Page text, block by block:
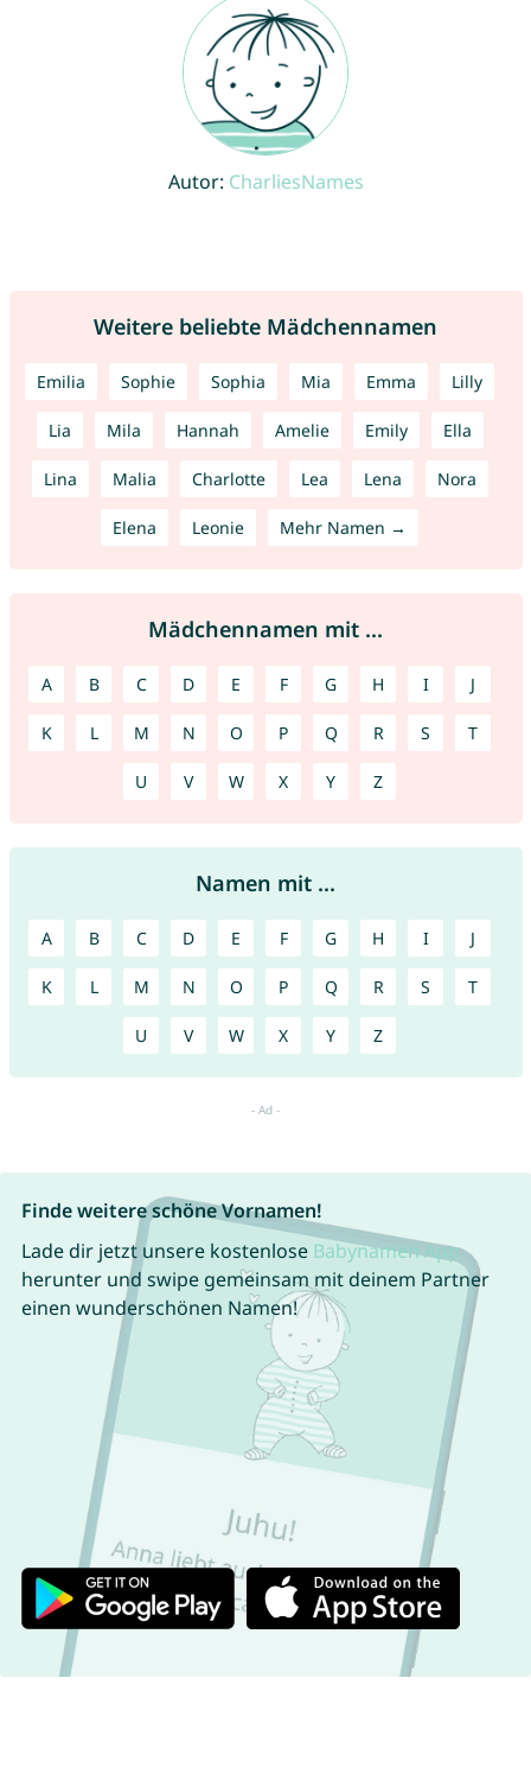
Autor: CharliesNames
Weitere beliebte Mädchennamen
Emilia Sophie Sophia Mia Emma Lilly
Lia Mila Hannah Amelie Emily Ella
Lina Malia Charlotte Lea Lena Nora
Elena Leonie Mehr Namen →
Mädchennamen mit ...
A B C D E F G H I J
K L M N O P Q R S T
U V W X Y Z
Namen mit ...
A B C D E F G H I J
K L M N O P Q R S T
U V W X Y Z
Finde weitere schöne Vornamen!
Lade dir jetzt unsere kostenlose Babynamen App
herunter und swipe gemeinsam mit deinem Partner
einen wunderschönen Namen!